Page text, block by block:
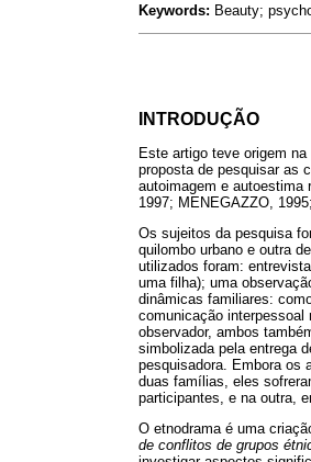
Keywords: Beauty;
INTRODUÇÃO
Este artigo teve origem
proposta de pesquisar as
autoimagem e autoestima
1997; MENEGAZZO,
Os sujeitos da pesquisa
quilombo urbano e outra
utilizados foram:
uma filha); uma
dinâmicas familiares:
comunicação
observador, ambos
simbolizada pela entrega
pesquisadora. Embora os
duas famílias, eles
participantes, e na outra,
O etnodrama é uma
de conflitos de grupos